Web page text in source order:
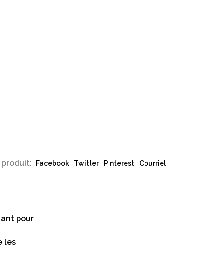
Facebook Twitter Pinterest Courriel
pour
les